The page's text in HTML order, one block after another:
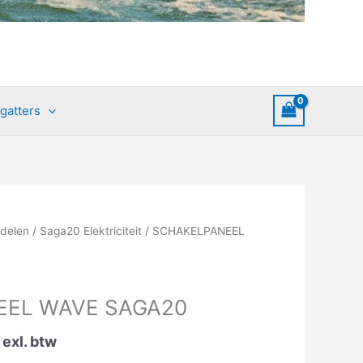
/ Saga20 Elektriciteit / SCHAKELPANEEL
WAVE SAGA20
exl. btw